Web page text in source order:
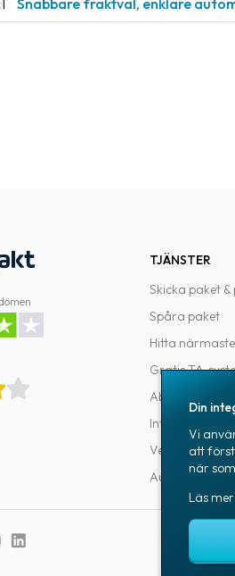
Snabbare fraktval, enklare
TJÄNSTER
Skicka paket &
Spåra paket
Hitta
Gratis TA-
Abonnemang
Integrationer
Verktyg för
Din
Vi
att
när
Läs